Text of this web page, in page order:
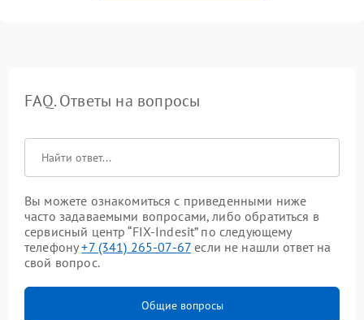
FAQ. Ответы на вопросы
Вы можете ознакомиться с приведенными ниже
часто задаваемыми вопросами, либо обратиться в
сервисный центр “FIX-Indesit” по следующему
телефону+7 (341) 265-07-67 если не нашли ответ на
свой вопрос.
Общие вопросы